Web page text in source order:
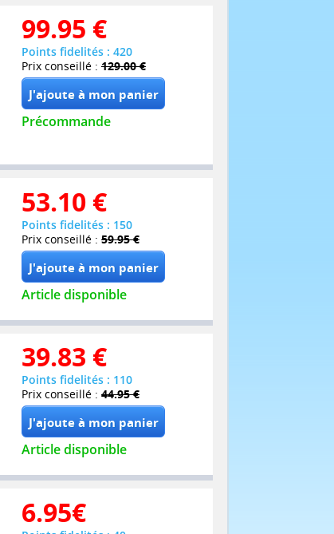
99.95 €
Points fidelités : 420
Prix conseillé : 129.00 €
Précommande
53.10 €
Points fidelités : 150
Prix conseillé : 59.95 €
Article disponible
39.83 €
Points fidelités : 110
Prix conseillé : 44.95 €
Article disponible
6.95€